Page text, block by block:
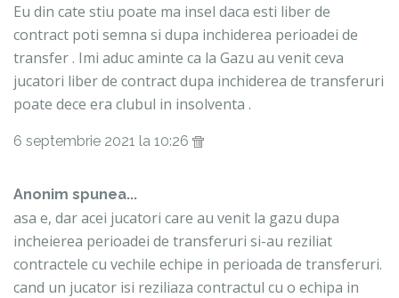
Eu din cate stiu poate ma insel daca esti liber de
contract poti semna si dupa inchiderea perioadei de
transfer . Imi aduc aminte ca la Gazu au venit ceva
jucatori liber de contract dupa inchiderea de transferuri
poate dece era clubul in insolventa .
6 septembrie 2021 la 10:26
Anonim spunea...
asa e, dar acei jucatori care au venit la gazu dupa
incheierea perioadei de transferuri si-au reziliat
contractele cu vechile echipe in perioada de transferuri.
cand un jucator isi reziliaza contractul cu o echipa in